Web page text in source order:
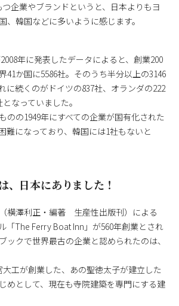
企業やブランドというと、日本よりもヨ
、韓国などに多いように感じます。
年に発表したデータによると、創業200
41か国に5586社。そのうち半分以上の3146
に続くのがドイツの837社、オランダの222
なっていました。
のの1949年にすべての企業が国有化された
難になっており、韓国には1社もないと
、日本にありました！
横澤利正・編著 生産性出版刊）による
「The Ferry Boat Inn」が560年創業とされ
ックで世界最古の企業と認められたのは、
工が創業した、あの聖徳太子が建立した
めとして、現在も寺院建築を専門にする建